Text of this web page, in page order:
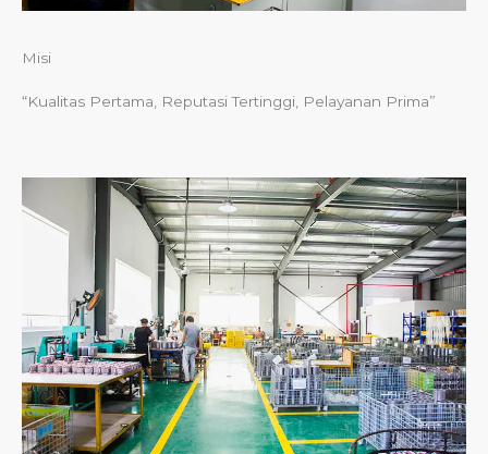
Misi
“Kualitas Pertama, Reputasi Tertinggi, Pelayanan Prima”